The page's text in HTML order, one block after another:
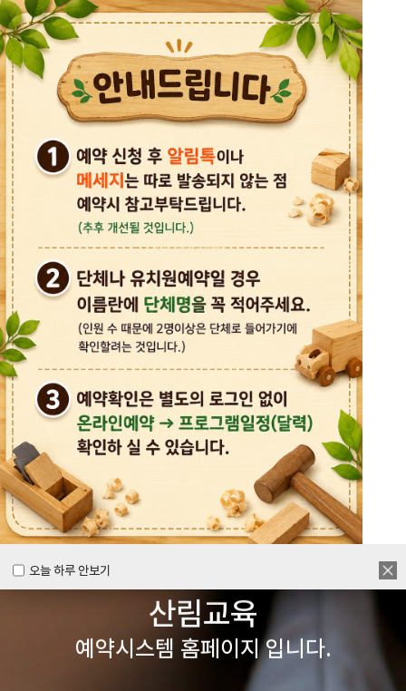
오늘 하루 안보기
오늘 하루 안보기
목공체험부터 숲체험 교육까지
다양한 경험을 할 수 있는
양주시
목재문화체험장&
산림교육
예약시스템 홈페이지 입니다.